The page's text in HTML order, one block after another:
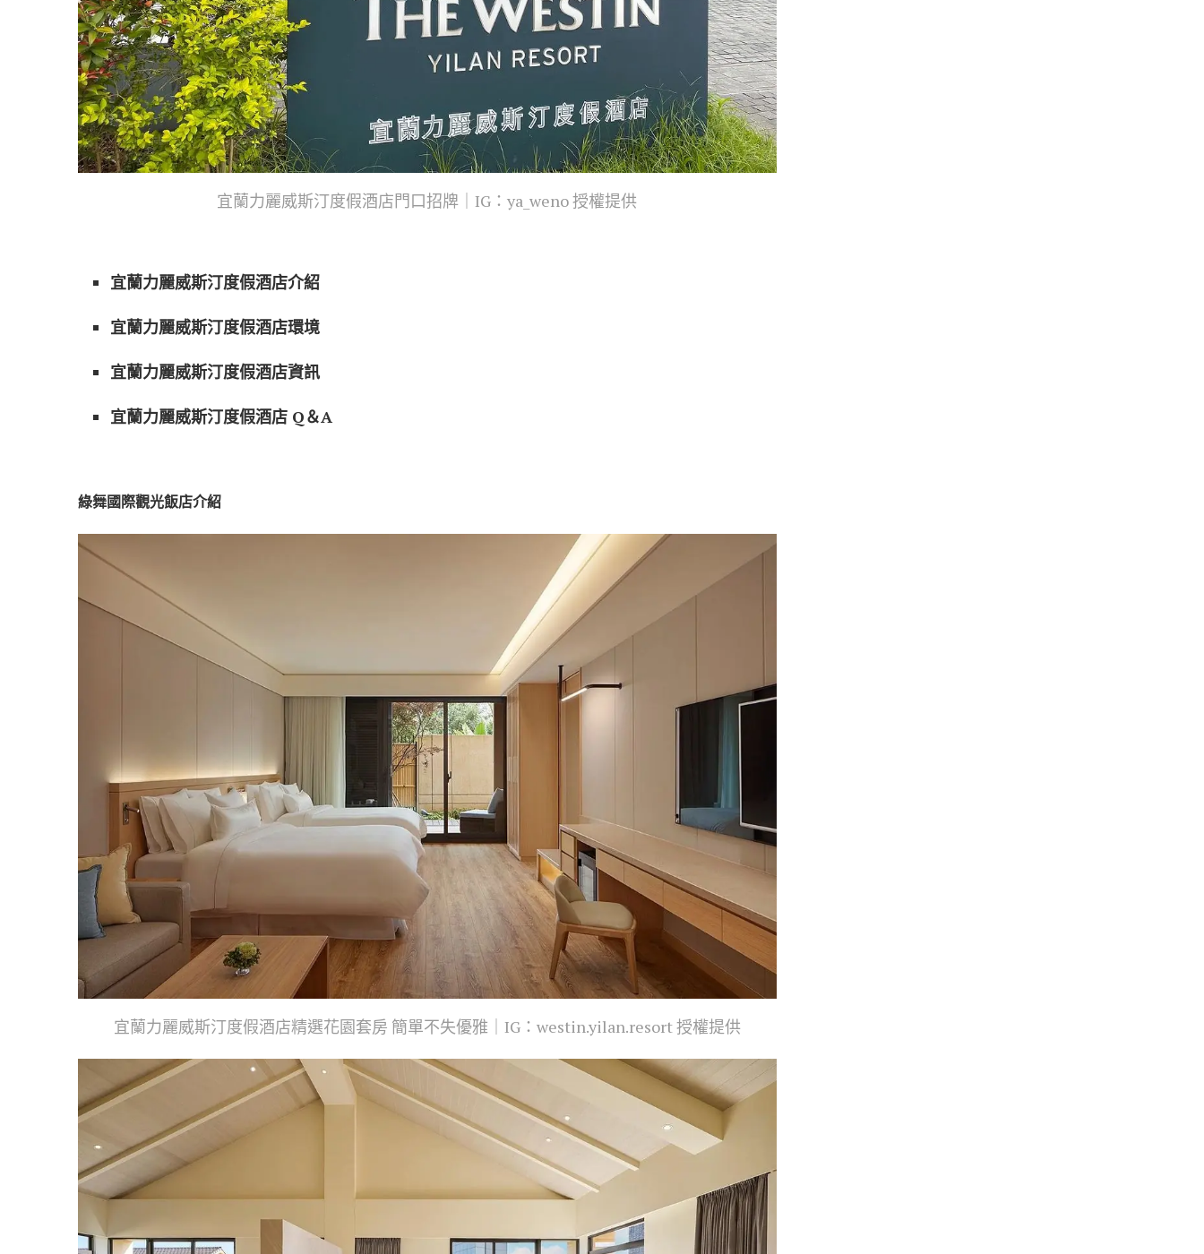
宜蘭力麗威斯汀度假酒店門口招牌｜IG：ya_weno 授權提供
宜蘭力麗威斯汀度假酒店介紹
宜蘭力麗威斯汀度假酒店環境
宜蘭力麗威斯汀度假酒店資訊
宜蘭力麗威斯汀度假酒店 Q＆A
綠舞國際觀光飯店介紹
宜蘭力麗威斯汀度假酒店精選花園套房 簡單不失優雅｜IG：westin.yilan.resort 授權提供